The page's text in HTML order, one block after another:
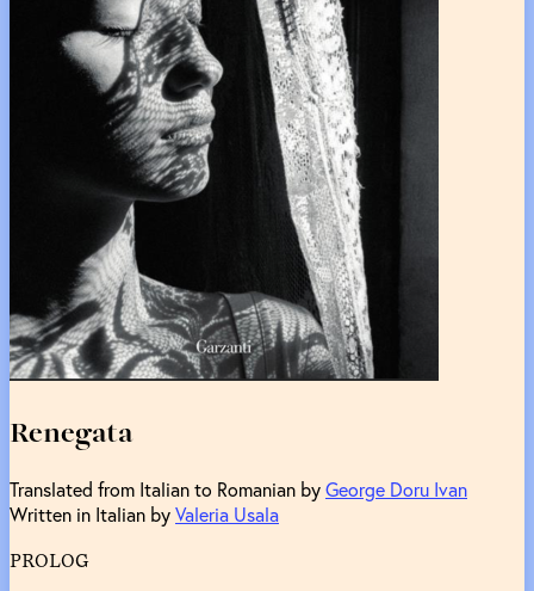
Renegata
Translated from Italian to Romanian byGeorge Doru Ivan
Written in Italian byValeria Usala
PROLOG